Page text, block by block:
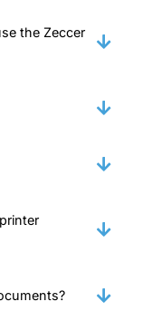
the Zeccer